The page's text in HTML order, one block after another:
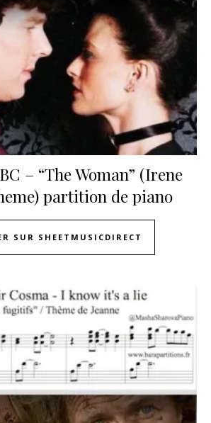
– “The Woman” (Irene
partition de piano
SUR SHEETMUSICDIRECT